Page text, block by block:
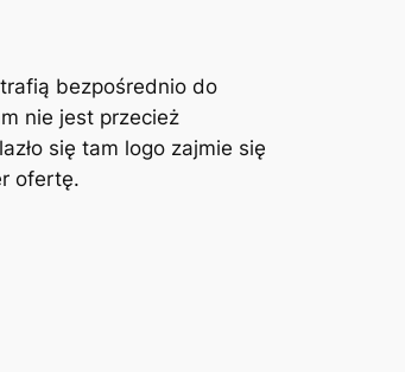
bezpośrednio do
nie jest przecież
się tam logo zajmie się
ofertę.